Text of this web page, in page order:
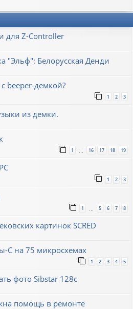
для Z-Controller
"Эльф": Белорусская Денди
beeper-демкой?
1 2 3
из демки.
1 … 16 17 18 19
1 2 3
1 5 6 7 8
картинок SCRED
С на 75 микросхемах
1 2 3 4 5
фото Sibstar 128с
помощь в ремонте